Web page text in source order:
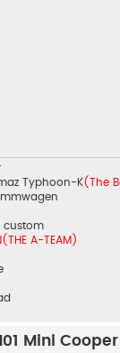
Typhoon-K(The
custom
A-TEAM)
Mini Cooper